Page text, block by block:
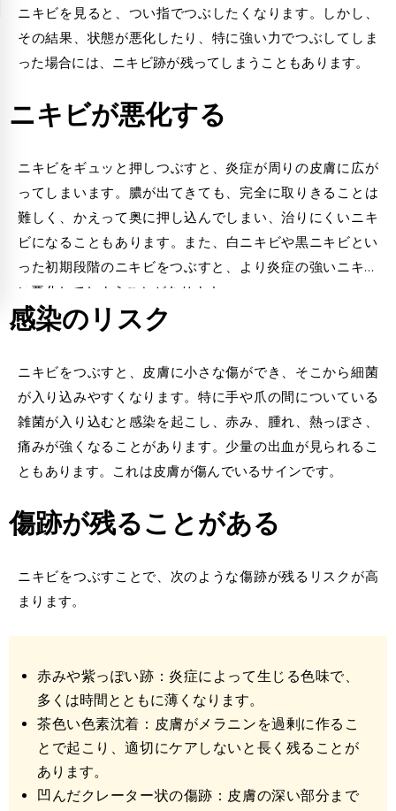
ニキビを見ると、つい指でつぶしたくなります。しかし、
その結果、状態が悪化したり、特に強い力でつぶしてしま
った場合には、 ニキビ跡が残ってしまうこともあります。
ニキビが悪化する
ニキビをギュッと押しつぶすと、炎症が周りの皮膚に広が
ってしまいます。膿が出てきても、完全に取りきることは
難しく、かえって奥に押し込んでしまい、治りにくいニキ
ビになることもあります。また、 白ニキビや黒ニキビとい
った初期段階のニキビをつぶすと、
より炎症の強いニキビ
に悪化してしまうことがあります。
感染のリスク
ニキビをつぶすと、皮膚に小さな傷ができ、そこから細菌
が入り込みやすくなります。特に手や爪の間についている
雑菌が入り込むと感染を起こし、赤み、腫れ、熱っぽさ、
痛みが強くなることがあります。少量の出血が見られるこ
ともあります。これは皮膚が傷んでいるサインです。
傷跡が残ることがある
ニキビをつぶすことで、次のような傷跡が残るリスクが高
まります。
赤みや紫っぽい跡：炎症によって生じる色味で、
多くは時間とともに薄くなります。
茶色い色素沈着：皮膚がメラニンを過剰に作るこ
とで起こり、適切にケアしないと長く残ることが
あります。
凹んだクレーター状の傷跡：皮膚の深い部分まで